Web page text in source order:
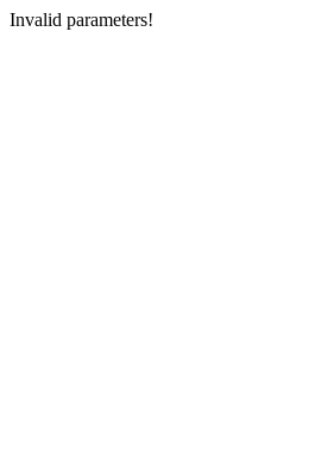
Invalid parameters!